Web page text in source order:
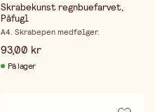
Skrabekunst regnbuefarvet,
Påfugl
A4. Skrabepen medfølger.
93,00 kr
På lager